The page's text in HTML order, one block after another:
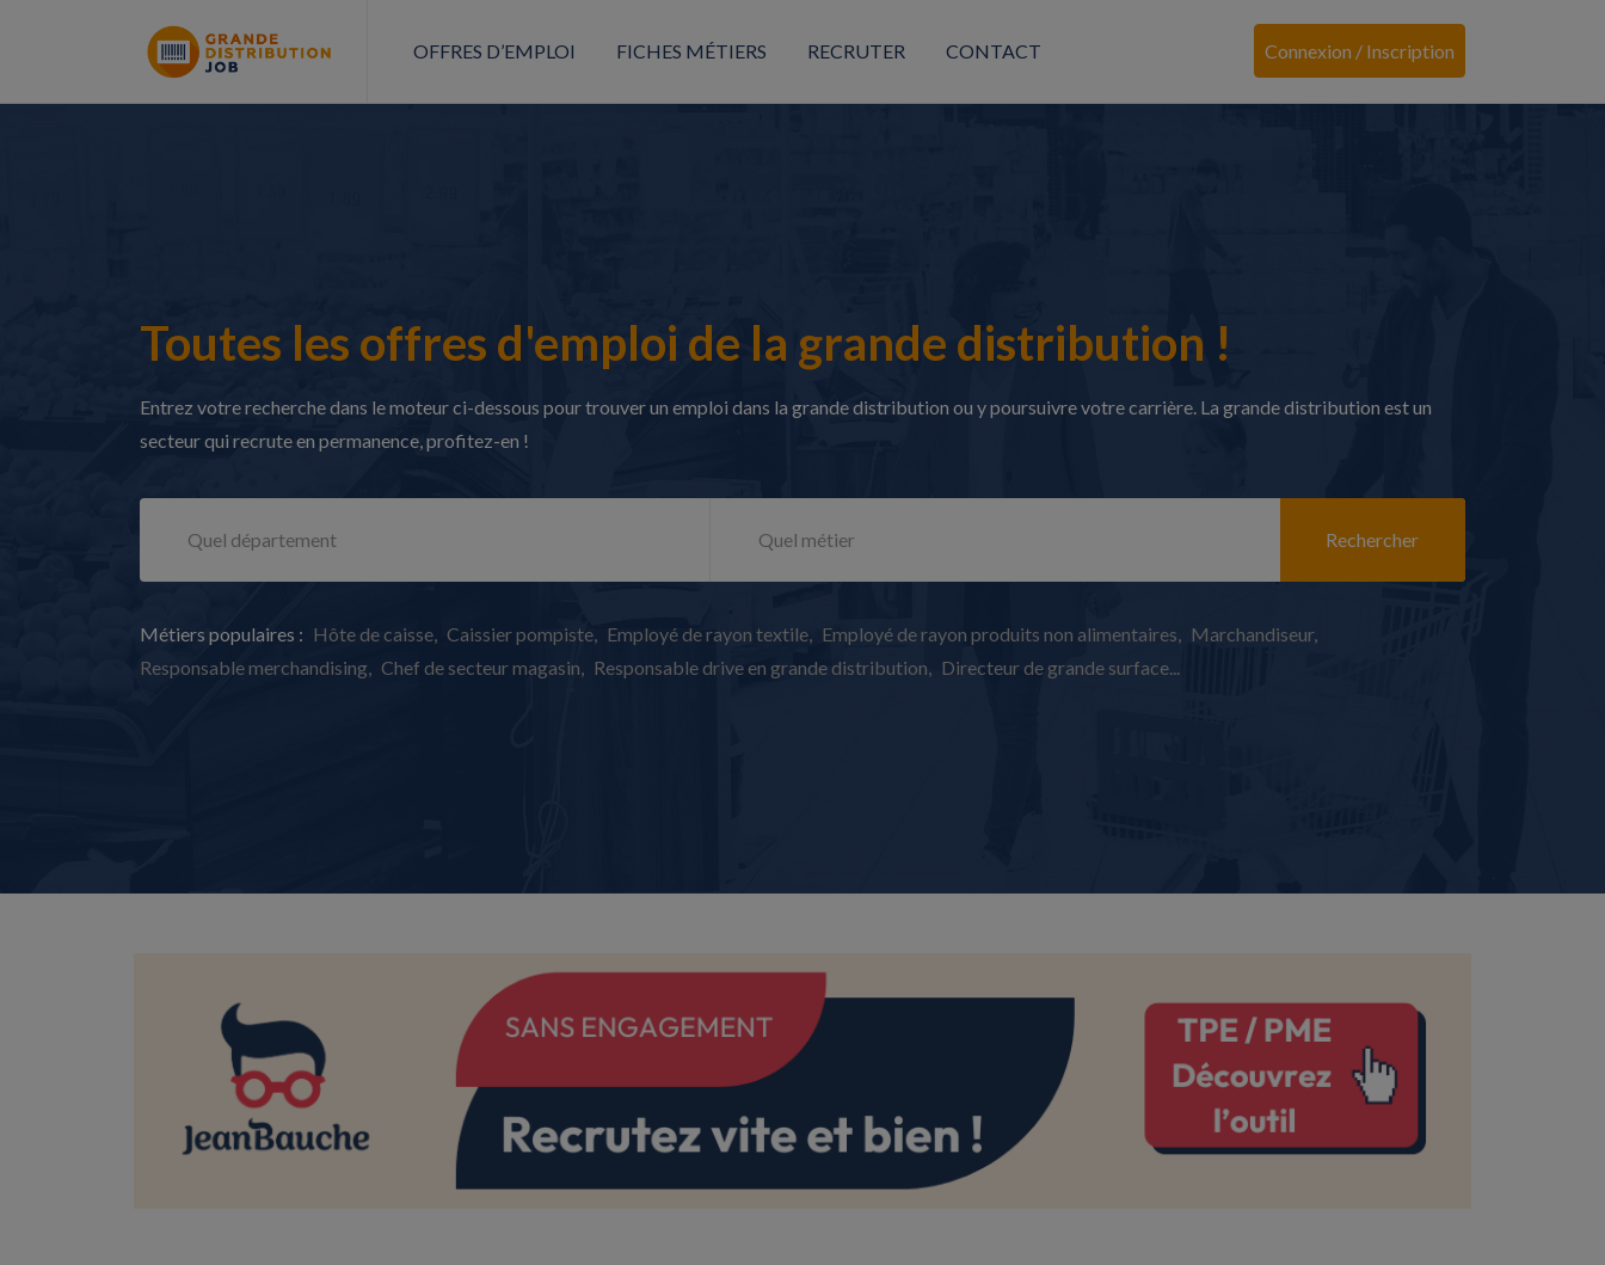
OFFRES D’EMPLOI FICHES MÉTIERS RECRUTER CONTACT Connexion / Inscription
Toutes les offres d'emploi de la grande distribution !
Entrez votre recherche dans le moteur ci-dessous pour trouver un emploi dans la grande distribution ou y poursuivre votre carrière. La grande distribution est un
secteur qui recrute en permanence, profitez-en !
Rechercher
Métiers populaires : Hôte de caisse Caissier pompiste Employé de rayon textile Employé de rayon produits non alimentaires
Marchandiseur
Responsable merchandising Chef de secteur magasin Responsable drive en grande distribution Directeur de grande surface...